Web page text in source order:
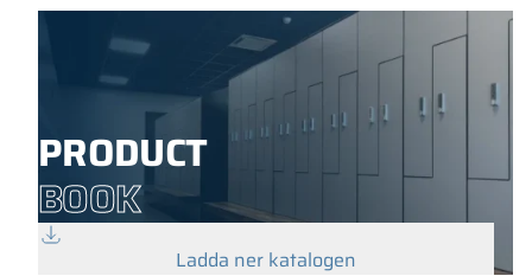
PRODUCT
BOOK
Ladda ner katalogen